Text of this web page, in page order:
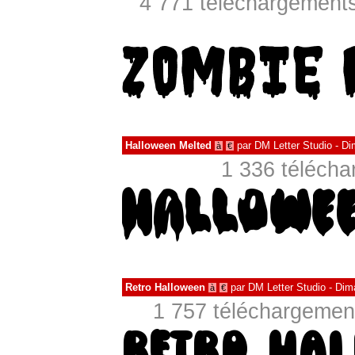
Halloween Melted à € par DM Letter Studio -
1 336
Retro Halloween à € par DM Letter Studio -
1 757